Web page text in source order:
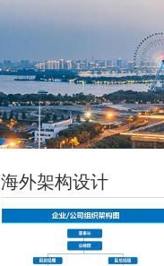
海外架构设计